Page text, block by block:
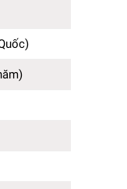
Nhựa,